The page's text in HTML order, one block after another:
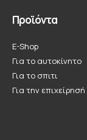
Προϊόντα
E-Shop
Για το αυτοκίνητο
Για το σπιτι
Για την επιχείρησή